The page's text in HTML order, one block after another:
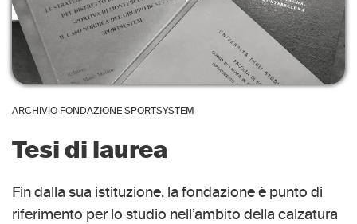
ARCHIVIO FONDAZIONE SPORTSYSTEM
Tesi di laurea
Fin dalla sua istituzione, la fondazione è punto di
riferimento per lo studio nell’ambito della calzatura